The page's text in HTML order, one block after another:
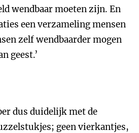
wendbaar moeten zijn. En
een verzameling mensen
zelf wendbaarder mogen
geest.’
dus duidelijk met de
geen vierkantjes,